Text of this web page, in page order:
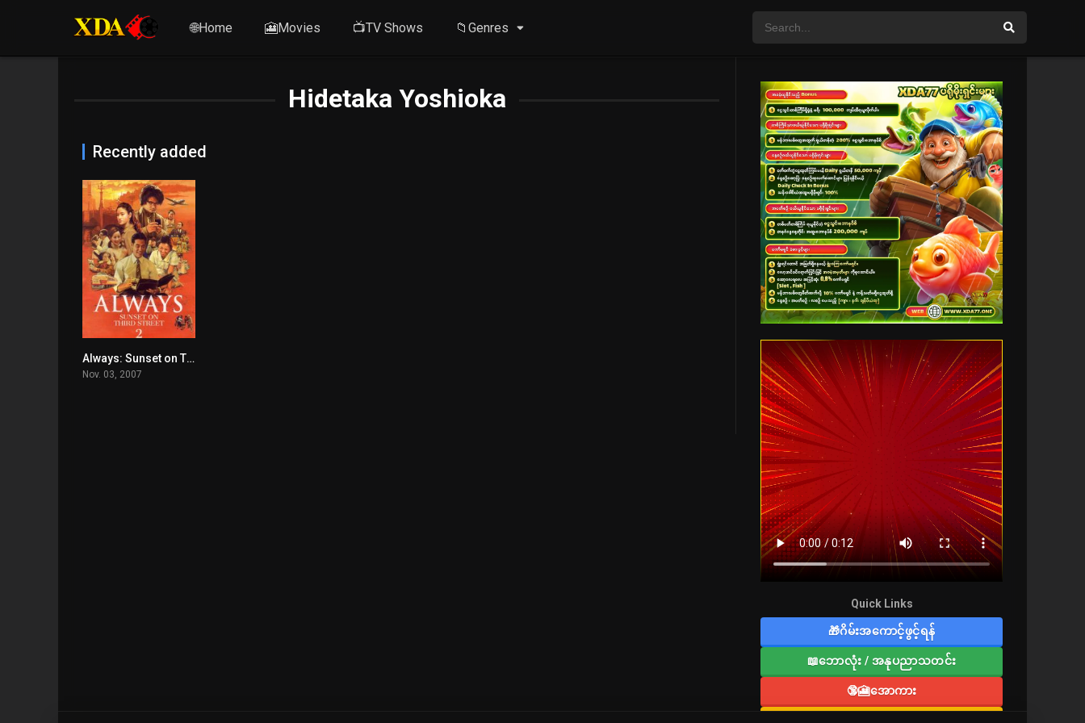
🌐Home 🎦Movies 📺TV Shows 📁Genres
Hidetaka Yoshioka
Recently added
7.5Always: Sunset on Third Street 2
Nov. 03, 2007
Quick Links
🎁ဂိမ်းအကောင့်ဖွင့်ရန်
📖ဘောလုံး / အနုပညာသတင်း
🔞🎦အောကား